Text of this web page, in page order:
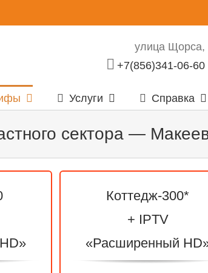
улица Щорса,
+7(856)341-06-60
Услуги Справка
сектора —
Коттедж-300*
+ IPTV
«Расширенный